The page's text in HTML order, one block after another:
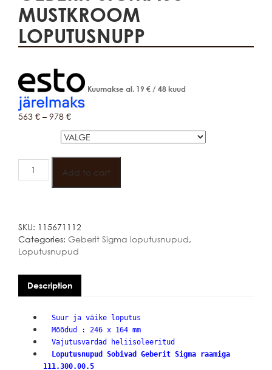
MUSTKROOM
LOPUTUSNUPP
Kuumakse al. 19 € / 48 kuud
563 € – 978 €
GEBERIT
SIGMA50
MUSTKROOM
Add to cart
SKU: 115671112
Categories: Geberit Sigma loputusnupud,
Loputusnupud
Description
Suur ja väike loputus
Mõõdud : 246 x 164 mm
Vajutusvardad heliisoleeritud
Loputusnupud Sobivad Geberit Sigma raamiga
111.300.00.5